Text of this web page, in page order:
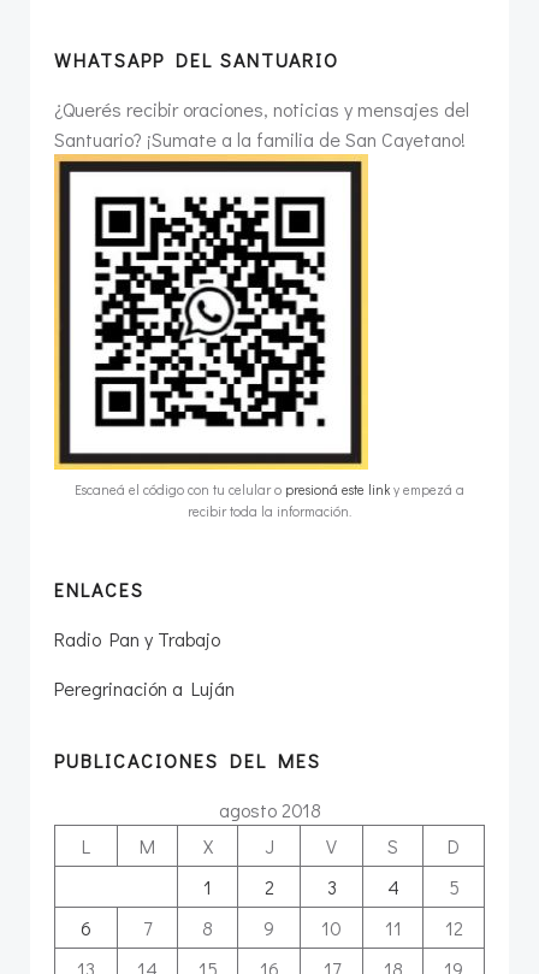
WHATSAPP DEL SANTUARIO
¿Querés recibir oraciones, noticias y mensajes del
Santuario? ¡Sumate a la familia de San Cayetano!
Escaneá el código con tu celular o presioná este link y empezá a
recibir toda la información.
ENLACES
Radio Pan y Trabajo
Peregrinación a Luján
PUBLICACIONES DEL MES
agosto 2018
L
M X J V S
D
1
2 3 4
5
6
7 8 9 10 11
12
13
14 15 16 17 18 19